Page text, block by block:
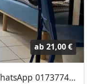
ab 21,00 €
Gästezimmer Lilienthal WhatsApp 01737743895